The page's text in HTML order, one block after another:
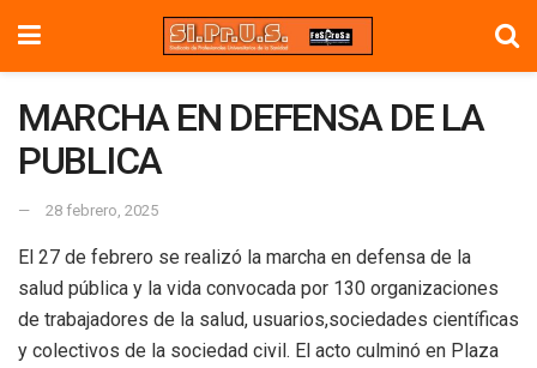
MARCHA EN DEFENSA DE LA
PUBLICA
28 febrero, 2025
El 27 de febrero se realizó la marcha en defensa de la
salud pública y la vida convocada por 130 organizaciones
de trabajadores de la salud, usuarios,sociedades científicas
y colectivos de la sociedad civil. El acto culminó en Plaza